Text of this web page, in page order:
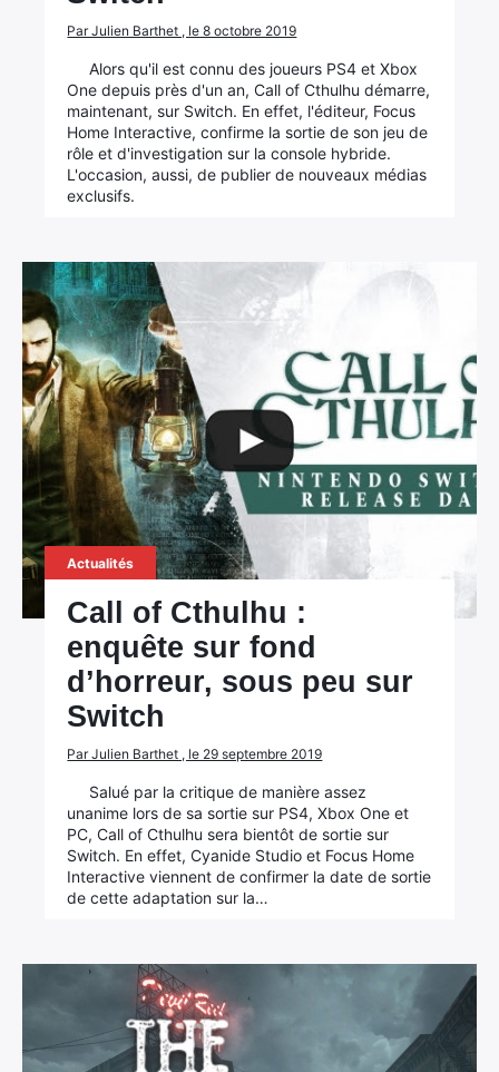
Par Julien Barthet , le 8 octobre 2019
Alors qu'il est connu des joueurs PS4 et Xbox
One depuis près d'un an, Call of Cthulhu démarre,
maintenant, sur Switch. En effet, l'éditeur, Focus
Home Interactive, confirme la sortie de son jeu de
rôle et d'investigation sur la console hybride.
L'occasion, aussi, de publier de nouveaux médias
exclusifs.
Actualités
Call of Cthulhu :
enquête sur fond
d’horreur, sous peu sur
Switch
Par Julien Barthet , le 29 septembre 2019
Salué par la critique de manière assez
unanime lors de sa sortie sur PS4, Xbox One et
PC, Call of Cthulhu sera bientôt de sortie sur
Switch. En effet, Cyanide Studio et Focus Home
Interactive viennent de confirmer la date de sortie
de cette adaptation sur la…